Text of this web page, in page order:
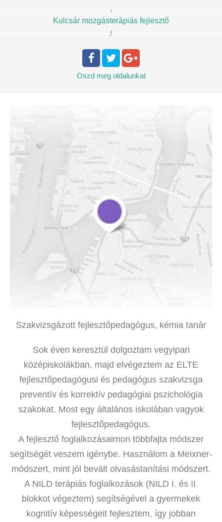
,
Kulcsár mozgásterápiás fejlesztő
/
Oszd meg oldalunkat
Szakvizsgázott fejlesztőpedagógus, kémia tanár
Sok éven keresztül dolgoztam vegyipari
középiskolákban, majd elvégeztem az ELTE
fejlesztőpedagógusi és pedagógus szakvizsga
preventív és korrektív pedagógiai pszichológia
szakokat. Most egy általános iskolában vagyok
fejlesztőpedagógus.
A fejlesztő foglalkozásaimon többfajta módszer
segítségét veszem igénybe. Használom a Meixner-
módszert, mint jól bevált olvasástanítási módszert.
A NILD terápiás foglalkozások (NILD I. és II.
blokkot végeztem) segítségével a gyermekek
kognitív képességeit fejlesztem, így jobban